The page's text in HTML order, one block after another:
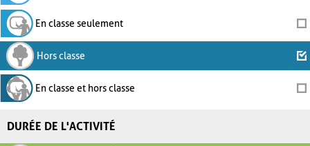
En classe seulement
Hors classe
En classe et hors classe
DURÉE DE L'ACTIVITÉ